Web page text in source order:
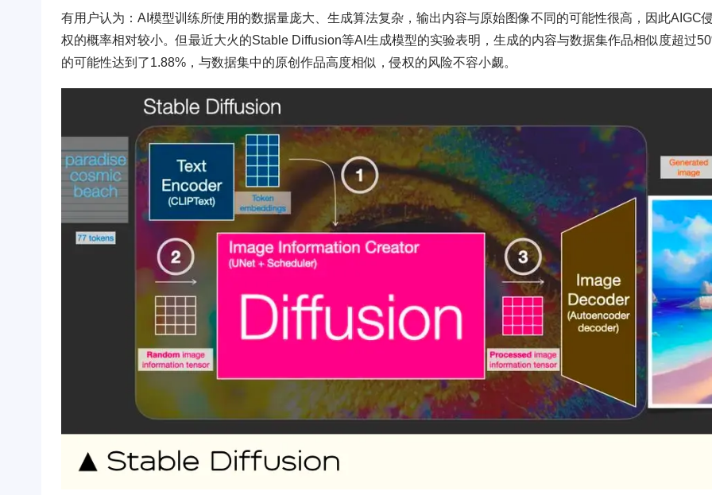
有用户认为：AI模型训练所使用的数据量庞大、生成算法复杂，输出内容与原始图像不同的可能性很高，因此AIGC侵
权的概率相对较小。但最近大火的Stable Diffusion等AI生成模型的实验表明，生成的内容与数据集作品相似度超过
的可能性达到了1.88%，与数据集中的原创作品高度相似，侵权的风险不容小觑。‍‍